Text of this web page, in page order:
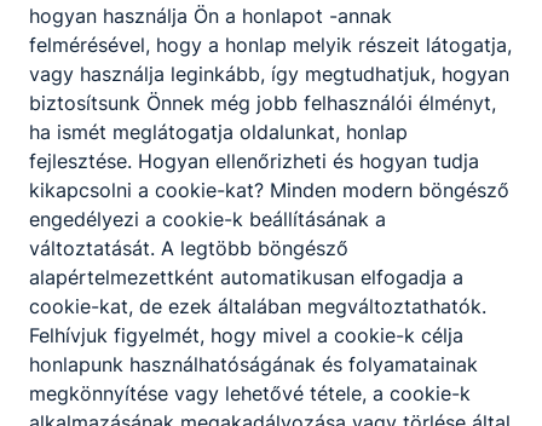
hogyan használja Ön a honlapot -annak
felmérésével, hogy a honlap melyik részeit látogatja,
vagy használja leginkább, így megtudhatjuk, hogyan
biztosítsunk Önnek még jobb felhasználói élményt,
ha ismét meglátogatja oldalunkat, honlap
fejlesztése. Hogyan ellenőrizheti és hogyan tudja
kikapcsolni a cookie-kat? Minden modern böngésző
engedélyezi a cookie-k beállításának a
változtatását. A legtöbb böngésző
alapértelmezettként automatikusan elfogadja a
cookie-kat, de ezek általában megváltoztathatók.
Felhívjuk figyelmét, hogy mivel a cookie-k célja
honlapunk használhatóságának és folyamatainak
megkönnyítése vagy lehetővé tétele, a cookie-k